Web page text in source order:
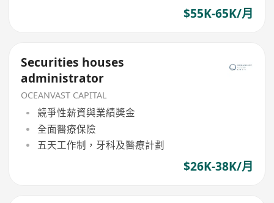
$55K-65K/月
Securities houses
administrator
OCEANVAST CAPITAL
競爭性薪資與業績獎金
全面醫療保險
五天工作制，牙科及醫療計劃
$26K-38K/月